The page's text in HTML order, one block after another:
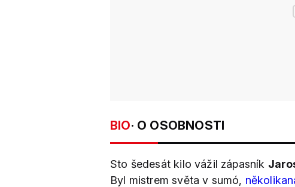
BIO· O OSOBNOSTI
Sto šedesát kilo vážil zápasník
Byl mistrem světa v sumó,